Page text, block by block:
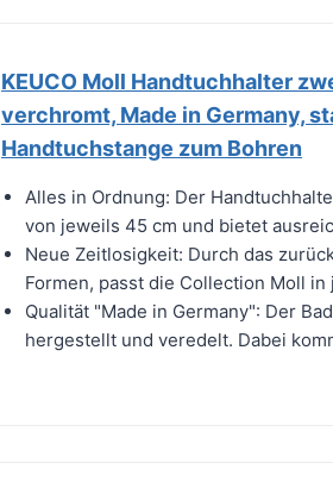
KEUCO Moll Handtuchhalter
verchromt, Made in Germany,
Handtuchstange zum Bohren
Alles in Ordnung: Der
von jeweils 45 cm und bietet
Neue Zeitlosigkeit: Durch das
Formen, passt die Collection Moll
Qualität "Made in Germany": Der
hergestellt und veredelt. Dabei